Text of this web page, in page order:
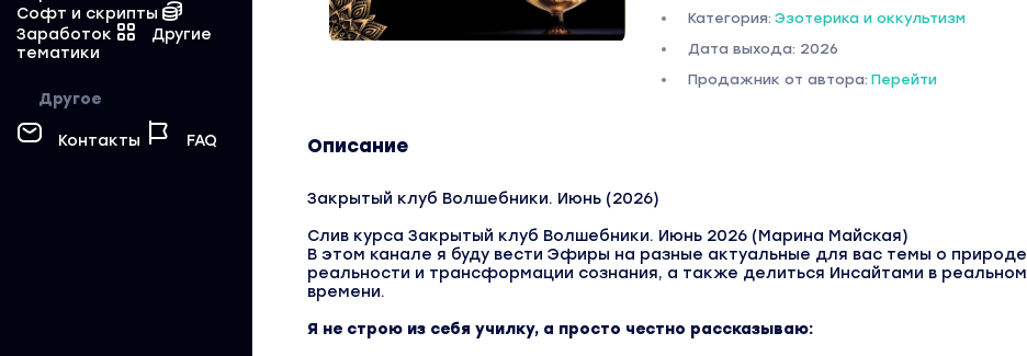
Софт и скрипты
Заработок
Другие
тематики
Другое
Контакты FAQ
Категория: Эзотерика и оккультизм
Дата выхода: 2026
Продажник от автора: Перейти
Описание
Закрытый клуб Волшебники. Июнь (2026)
Слив курса Закрытый клуб Волшебники. Июнь 2026 (Марина Майская)
В этом канале я буду вести Эфиры на разные актуальные для вас темы о природе
реальности и трансформации сознания, а также делиться Инсайтами в реальном
времени.
Я не строю из себя училку, а просто честно рассказываю: